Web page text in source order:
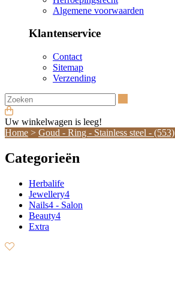
Algemene voorwaarden
Klantenservice
Contact
Sitemap
Verzending
Uw winkelwagen is leeg!
Home > Goud - Ring - Stainless steel - (553)
Categorieën
Herbalife
Jewellery4
Nails4 - Salon
Beauty4
Extra